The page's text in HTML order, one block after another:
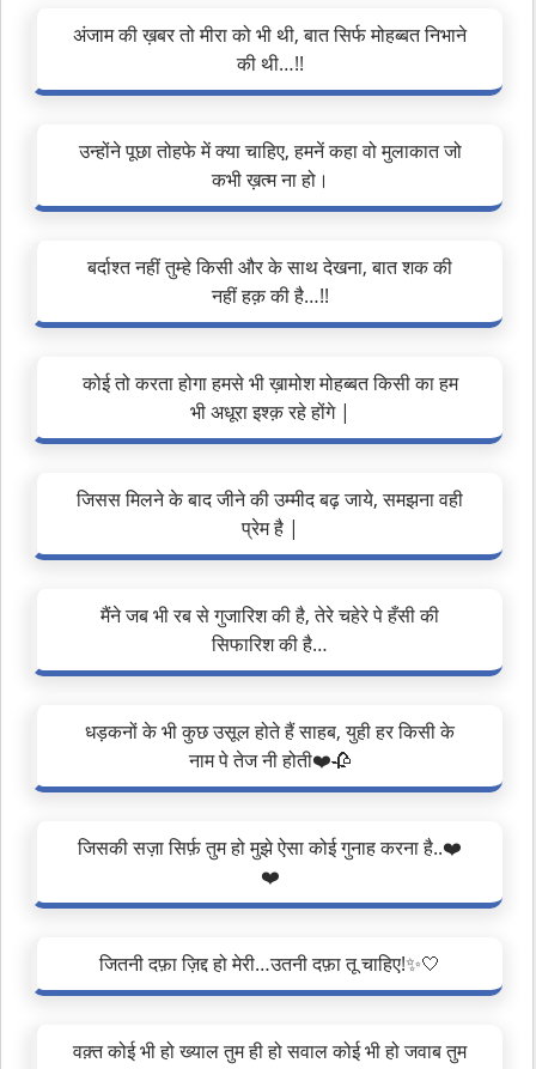
अंजाम की ख़बर तो मीरा को भी थी, बात सिर्फ मोहब्बत निभाने
की थी…!!
उन्होंने पूछा तोहफे में क्या चाहिए, हमनें कहा वो मुलाकात जो
कभी ख़त्म ना हो।
बर्दाश्त नहीं तुम्हे किसी और के साथ देखना, बात शक की
नहीं हक़ की है…!!
कोई तो करता होगा हमसे भी ख़ामोश मोहब्बत किसी का हम
भी अधूरा इश्क़ रहे होंगे |
जिसस मिलने के बाद जीने की उम्मीद बढ़ जाये, समझना वही
प्रेम है |
मैंने जब भी रब से गुजारिश की है, तेरे चहेरे पे हँसी की
सिफारिश की है…
धड़कनों के भी कुछ उसूल होते हैं साहब, युही हर किसी के
नाम पे तेज नी होती❤️🥀
जिसकी सज़ा सिर्फ़ तुम हो मुझे ऐसा कोई गुनाह करना है..❤️
❤️
जितनी दफ़ा ज़िद्द हो मेरी…उतनी दफ़ा तू चाहिए!✨🤍
वक़्त कोई भी हो ख्याल तुम ही हो सवाल कोई भी हो जवाब तुम